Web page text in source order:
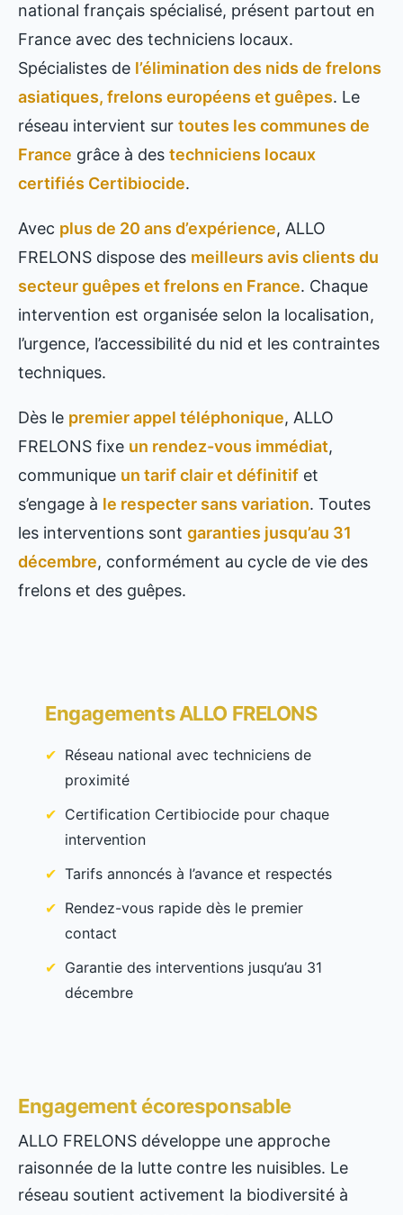
national français spécialisé, présent partout en
France avec des techniciens locaux.
Spécialistes de l’élimination des nids de frelons
asiatiques, frelons européens et guêpes. Le
réseau intervient sur toutes les communes de
France grâce à des techniciens locaux
certifiés Certibiocide.
Avec plus de 20 ans d’expérience, ALLO
FRELONS dispose des meilleurs avis clients du
secteur guêpes et frelons en France. Chaque
intervention est organisée selon la localisation,
l’urgence, l’accessibilité du nid et les contraintes
techniques.
Dès le premier appel téléphonique, ALLO
FRELONS fixe un rendez-vous immédiat,
communique un tarif clair et définitif et
s’engage à le respecter sans variation. Toutes
les interventions sont garanties jusqu’au 31
décembre, conformément au cycle de vie des
frelons et des guêpes.
Engagements ALLO FRELONS
Réseau national avec techniciens de
proximité
Certification Certibiocide pour chaque
intervention
Tarifs annoncés à l’avance et respectés
Rendez-vous rapide dès le premier
contact
Garantie des interventions jusqu’au 31
décembre
Engagement écoresponsable
ALLO FRELONS développe une approche
raisonnée de la lutte contre les nuisibles. Le
réseau soutient activement la biodiversité à